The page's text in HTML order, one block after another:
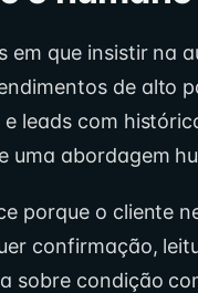
em que insistir na
de alto
e leads com
uma abordagem
porque o cliente
confirmação,
sobre condição